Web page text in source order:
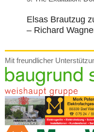
Elsas Brautzug
– Richard
Mit freundlicher